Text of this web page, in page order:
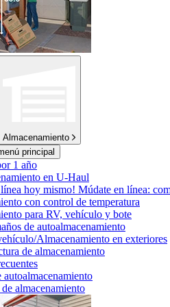
Almacenamiento
principal
1 año
en U-Haul
hoy mismo! Múdate en línea:
con control de temperatura
para RV, vehículo y bote
de autoalmacenamiento
Almacenamiento en exteriores
de almacenamiento
autoalmacenamiento
almacenamiento